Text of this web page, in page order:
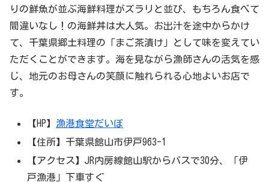
りの鮮魚が並ぶ海鮮料理がズラリと並び、もちろん食べて
間違いなし！の海鮮丼は大人気。お出汁を途中からかけ
て、千葉県郷土料理の「まご茶漬け」として味を変えてい
ただくことができます。海を見ながら漁師さんの活気を感
じ、地元のお母さんの笑顔に触れられる心地よいお店で
す。
【HP】 漁港食堂だいぼ
【住所】千葉県館山市伊戸963-1
【アクセス】JR内房線館山駅からバスで30分、「伊
戸漁港」下車すぐ